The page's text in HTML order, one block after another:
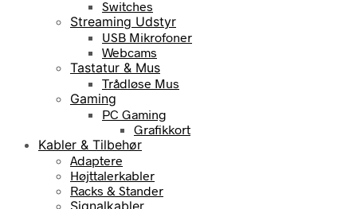
Switches
Streaming Udstyr
USB Mikrofoner
Webcams
Tastatur & Mus
Trådløse Mus
Gaming
PC Gaming
Grafikkort
Kabler & Tilbehør
Adaptere
Højttalerkabler
Racks & Stander
Signalkabler